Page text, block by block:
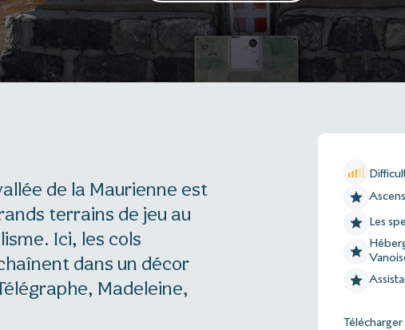
de la Maurienne est
terrains de jeu au
Ici, les cols
dans un décor
Madeleine,
Les